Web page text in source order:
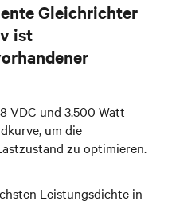
Gleichrichter
ist
VDC und 3.500 Watt
um die
zu optimieren.
Leistungsdichte in